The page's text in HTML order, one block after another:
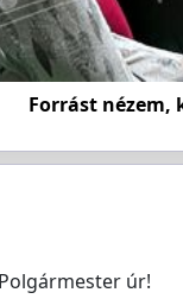
Forrást nézem,
úr!